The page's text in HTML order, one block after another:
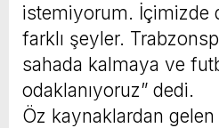
istemiyorum. İçimizde
farklı şeyler.
sahada kalmaya ve
odaklanıyoruz” dedi.
Öz kaynaklardan